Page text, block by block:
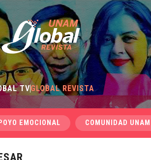
TVGLOBAL REVISTA
EMOCIONAL COMUNIDAD UNAM